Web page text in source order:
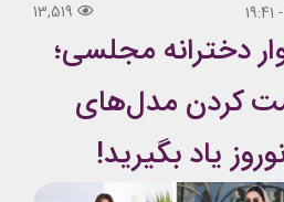
13,519
دخترانه مجلسی؛
کردن مدل‌های
یاد بگیرید!